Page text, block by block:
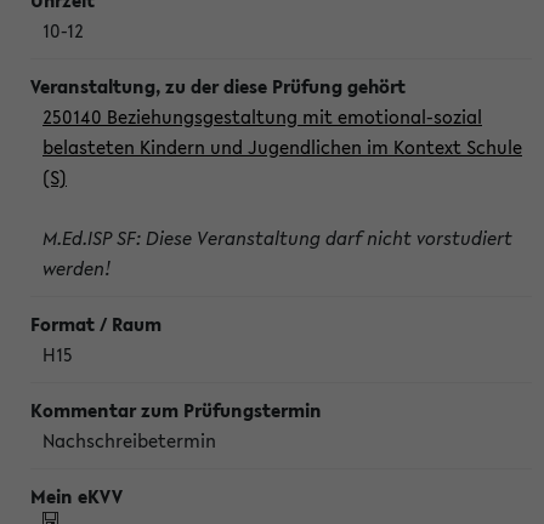
10-12
250140 Beziehungsgestaltung mit emotional-sozial
belasteten Kindern und Jugendlichen im Kontext Schule
(S)
M.Ed.ISP SF: Diese Veranstaltung darf nicht vorstudiert
werden!
H15
Nachschreibetermin